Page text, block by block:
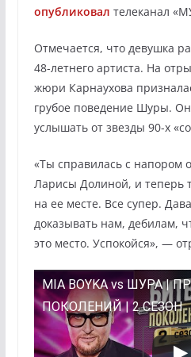
опубликовал телеканал
Отмечается, что девушка
48-летнего артиста. На
жюри Карнаухова
грубое поведение Шуры.
услышать от звезды 90-х
«Ты справилась с напором
Ларисы Долиной, и теперь
на ее месте. Все супер.
доказывать нам, дебилам,
это место. Успокойся», —
MIA BOYKA vs ШУРА |
ПОКОЛЕНИЙ | 2 СЕЗОН